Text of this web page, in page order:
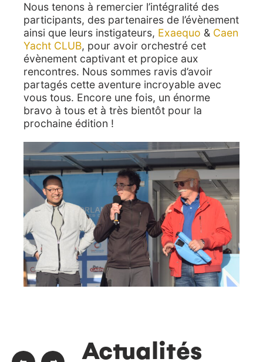
Nous tenons à remercier l’intégralité des
participants, des partenaires de l’évènement
ainsi que leurs instigateurs, Exaequo & Caen
Yacht CLUB, pour avoir orchestré cet
évènement captivant et propice aux
rencontres. Nous sommes ravis d’avoir
partagés cette aventure incroyable avec
vous tous. Encore une fois, un énorme
bravo à tous et à très bientôt pour la
prochaine édition !
Actualités